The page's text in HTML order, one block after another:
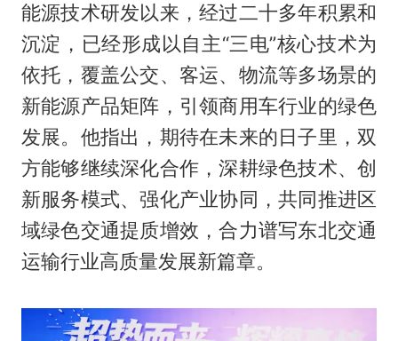
能源技术研发以来，经过二十多年积累和
沉淀，已经形成以自主“三电”核心技术为
依托，覆盖公交、客运、物流等多场景的
新能源产品矩阵，引领商用车行业的绿色
发展。他指出，期待在未来的日子里，双
方能够继续深化合作，深耕绿色技术、创
新服务模式、强化产业协同，共同推进区
域绿色交通提质增效，合力谱写东北交通
运输行业高质量发展新篇章。